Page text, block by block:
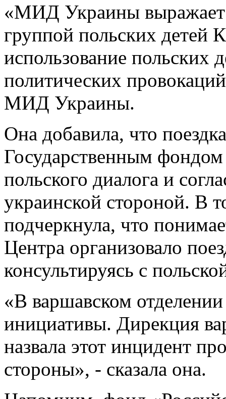
«МИД Украины выражает
группой польских
использование польских
политических
МИД Украины.
Она добавила, что
Государственным
польского диалога и
украинской стороной. В
подчеркнула, что
Центра организовало
консультируясь с
«В варшавском
инициативы. Дирекция
назвала этот инцидент
стороны», - сказала она.